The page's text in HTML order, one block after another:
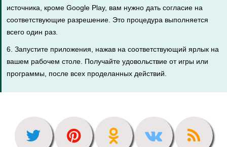
источника, кроме Google Play, вам нужно дать согласие на
соответствующие разрешение. Это процедура выполняется
всего один раз.
6. Запустите приложения, нажав на соответствующий ярлык на
вашем рабочем столе. Получайте удовольствие от игры или
программы, после всех проделанных действий.